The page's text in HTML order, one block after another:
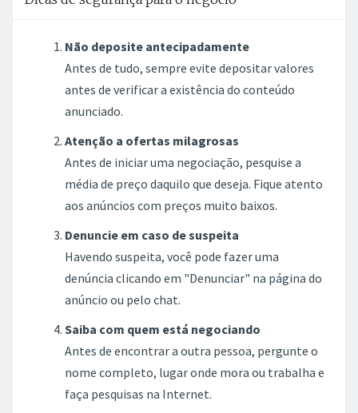
Não deposite antecipadamente
Antes de tudo, sempre evite depositar valores
antes de verificar a existência do conteúdo
anunciado.
Atenção a ofertas milagrosas
Antes de iniciar uma negociação, pesquise a
média de preço daquilo que deseja. Fique atento
aos anúncios com preços muito baixos.
Denuncie em caso de suspeita
Havendo suspeita, você pode fazer uma
denúncia clicando em "Denunciar" na página do
anúncio ou pelo chat.
Saiba com quem está negociando
Antes de encontrar a outra pessoa, pergunte o
nome completo, lugar onde mora ou trabalha e
faça pesquisas na Internet.